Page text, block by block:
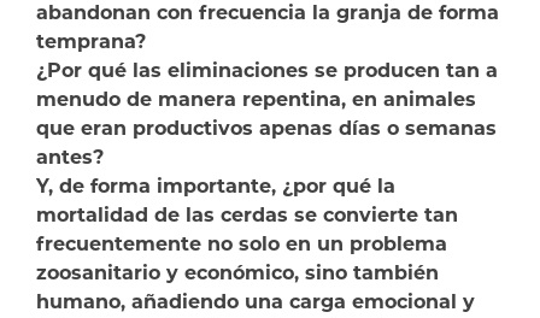
abandonan con frecuencia la granja de forma
temprana?
¿Por qué las eliminaciones se producen tan a
menudo de manera repentina, en animales
que eran productivos apenas días o semanas
antes?
Y, de forma importante, ¿por qué la
mortalidad de las cerdas se convierte tan
frecuentemente no solo en un problema
zoosanitario y económico, sino también
humano, añadiendo una carga emocional y